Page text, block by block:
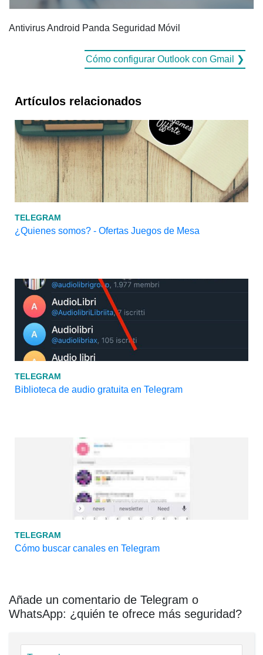
Antivirus Android Panda Seguridad Móvil
Cómo configurar Outlook con Gmail ❯
Artículos relacionados
TELEGRAM
¿Quienes somos? - Ofertas Juegos de Mesa
TELEGRAM
Biblioteca de audio gratuita en Telegram
TELEGRAM
Cómo buscar canales en Telegram
Añade un comentario de Telegram o
WhatsApp: ¿quién te ofrece más seguridad?